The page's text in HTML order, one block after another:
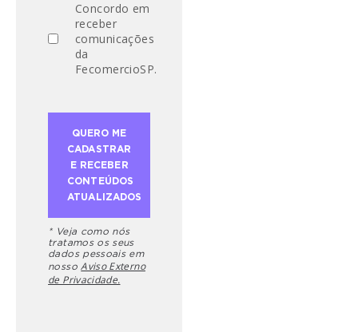
Concordo em
receber
comunicações
da
FecomercioSP.
* Veja como nós
tratamos os seus
dados pessoais em
nosso Aviso Externo
de Privacidade.